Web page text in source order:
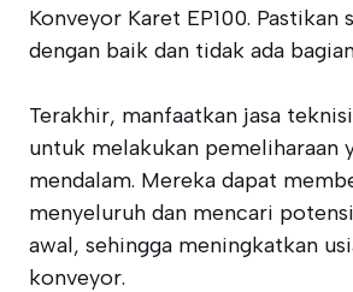
Konveyor Karet EP100. Pastikan
dengan baik dan tidak ada
Terakhir, manfaatkan jasa
untuk melakukan pemeliharaan
mendalam. Mereka dapat
menyeluruh dan mencari
awal, sehingga meningkatkan
konveyor.